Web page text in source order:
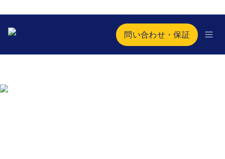
問い合わせ・保証